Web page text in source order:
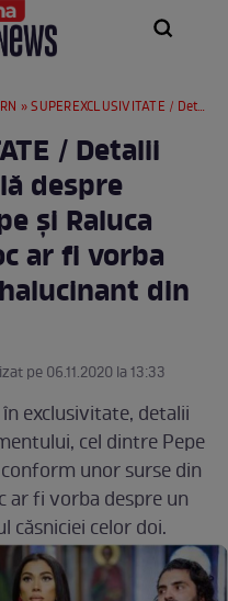
» SUPEREXCLUSIVITATE / Detalii șocante ies la iveală despre divorțul dintre Pepe și Raluca Pastramă. La mijloc ar fi vorba despre un episod halucinant din trecut
/ Detalii
despre
și Raluca
ar fi vorba
din
pe 06.11.2020 la 13:33
exclusivitate, detalii
cel dintre Pepe
unor surse din
ar fi vorba despre un
căsniciei celor doi.